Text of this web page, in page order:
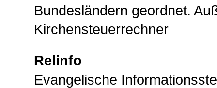
Bundesländern geordnet.
Kirchensteuerrechner
Relinfo
Evangelische